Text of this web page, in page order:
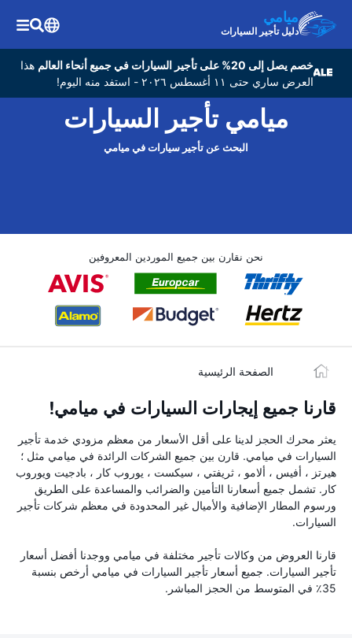
ميامي
دليل تأجير السيارات
خصم يصل إلى 20% على تأجير السيارات في جميع أنحاء العالم
هذا
العرض ساري حتى ١١ أغسطس ٢٠٢٦ - استفد منه اليوم!
ميامي تأجير السيارات
البحث عن تأجير سيارات في ميامي
نحن نقارن بين جميع الموردين المعروفين
الصفحة الرئيسية
قارنا جميع إيجارات السيارات في ميامي!
يعثر محرك الحجز لدينا على أقل الأسعار من معظم مزودي خدمة تأجير
السيارات في ميامي. قارن بين جميع الشركات الرائدة في ميامي مثل ؛
هيرتز ، أفيس ، ألامو ، ثريفتي ، سيكست ، يوروب كار ، بادجيت ويوروب
كار. تشمل جميع أسعارنا التأمين والضرائب والمساعدة على الطريق
ورسوم المطار الإضافية والأميال غير المحدودة في معظم شركات تأجير
السيارات.
قارنا العروض من وكالات تأجير مختلفة في ميامي ووجدنا أفضل أسعار
تأجير السيارات. جميع أسعار تأجير السيارات في ميامي أرخص بنسبة
35٪ في المتوسط من الحجز المباشر.